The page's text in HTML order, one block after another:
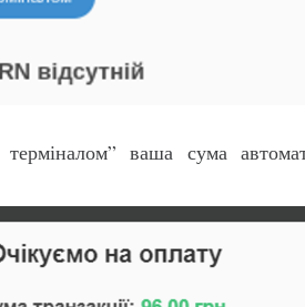
ваша сума